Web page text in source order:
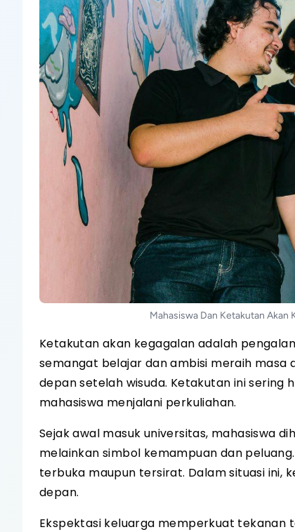
Mahasiswa Dan Ketakutan Akan
Ketakutan akan kegagalan adalah
semangat belajar dan ambisi meraih masa
depan setelah wisuda. Ketakutan ini
mahasiswa menjalani perkuliahan.
Sejak awal masuk universitas, mahasiswa
melainkan simbol kemampuan dan
terbuka maupun tersirat. Dalam situasi ini,
depan.
Ekspektasi keluarga memperkuat tekanan